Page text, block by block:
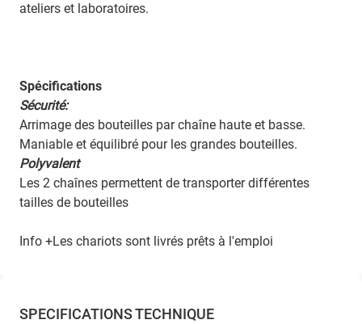
ateliers et laboratoires.
Spécifications
Sécurité:
Arrimage des bouteilles par chaîne haute et basse.
Maniable et équilibré pour les grandes bouteilles.
Polyvalent
Les 2 chaînes permettent de transporter différentes
tailles de bouteilles
Info +Les chariots sont livrés prêts à l'emploi
SPECIFICATIONS TECHNIQUE